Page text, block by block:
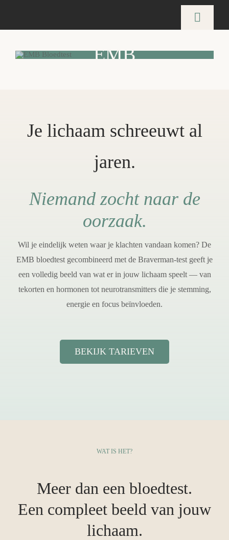
Toggle
Over Mij
Vergoedingen
Contact
EMB
Je lichaam schreeuwt al
jaren.
Niemand zocht naar de
oorzaak.
Wil je eindelijk weten waar je klachten vandaan komen? De
EMB bloedtest gecombineerd met de Braverman-test geeft je
een volledig beeld van wat er in jouw lichaam speelt — van
tekorten en hormonen tot neurotransmitters die je stemming,
energie en focus beïnvloeden.
BEKIJK TARIEVEN
WAT IS HET?
Meer dan een bloedtest.
Een compleet beeld van jouw
lichaam.